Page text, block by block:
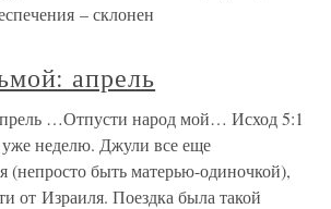
– склонен
апрель
…Отпусти народ мой… Исход 5:1
неделю. Джули все еще
(непросто быть матерью-одиночкой),
от Израиля. Поездка была такой